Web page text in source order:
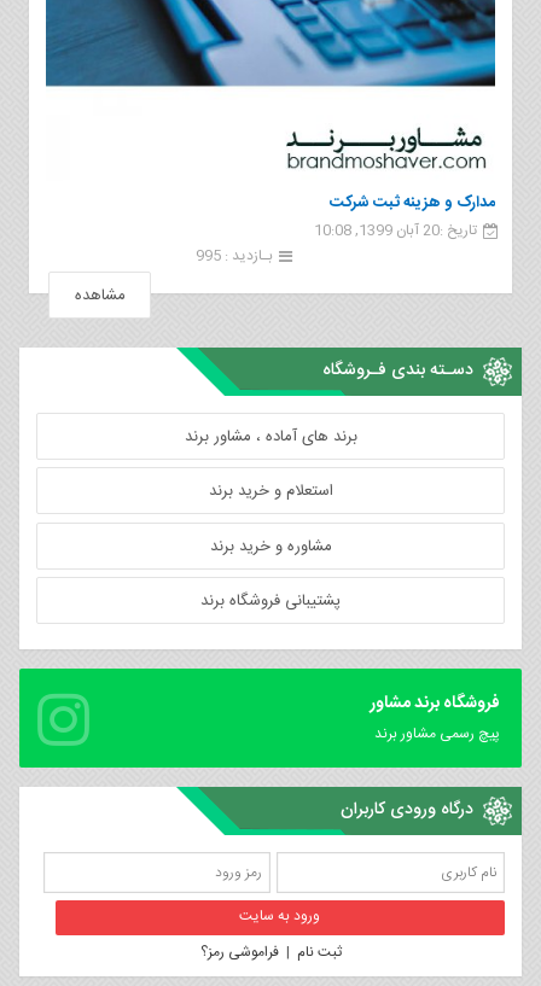
مدارک و هزینه ثبت شرکت
تاریخ :20 آبان 1399, 10:08
بـازدید : 995
مشاهده
دسـته بندی فـروشگاه
برند های آماده ، مشاور برند
استعلام و خرید برند
مشاوره و خرید برند
پشتیبانی فروشگاه برند
فروشگاه برند مشاور
پیچ رسمی مشاور برند
درگاه ورودی کاربران
ثبت نام |فراموشی رمز؟